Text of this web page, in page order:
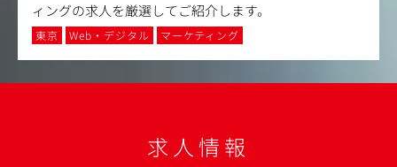
ィングの求人を厳選してご紹介します。
東京 Web・デジタル マーケティング
求人情報